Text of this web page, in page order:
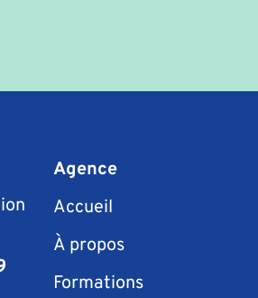
Agence
Accueil
À propos
Formations